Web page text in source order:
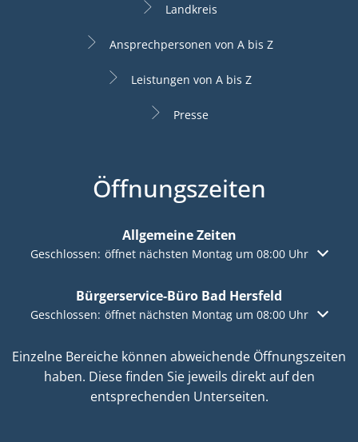
Landkreis
Ansprechpersonen von A bis Z
Leistungen von A bis Z
Presse
Öffnungszeiten
Allgemeine Zeiten
Klicken, um weitere Öffnungs- oder Schließzeiten
Geschlossen: öffnet nächsten Montag um 08:00 Uhr
Bürgerservice-Büro Bad Hersfeld
Klicken, um weitere Öffnungs- oder Schließzeiten
Geschlossen: öffnet nächsten Montag um 08:00 Uhr
Einzelne Bereiche können abweichende Öffnungszeiten
haben. Diese finden Sie jeweils direkt auf den
entsprechenden Unterseiten.